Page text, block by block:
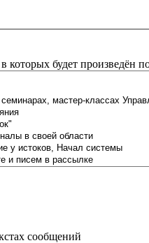
будет произведён
сообщений